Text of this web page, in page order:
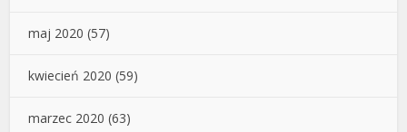
maj 2020 (57)
kwiecień 2020 (59)
marzec 2020 (63)